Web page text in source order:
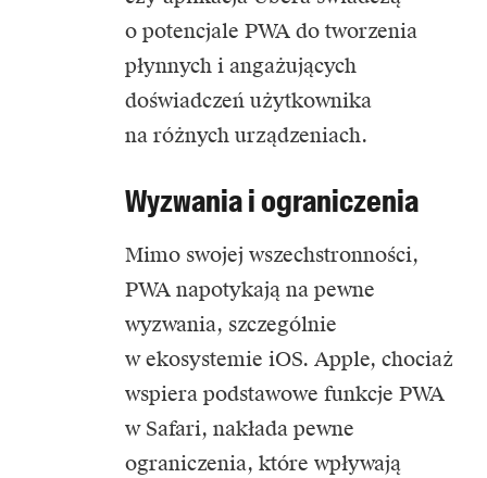
o potencjale PWA do tworzenia
płynnych i angażujących
doświadczeń użytkownika
na różnych urządzeniach.
Wyzwania i ograniczenia
Mimo swojej wszechstronności,
PWA napotykają na pewne
wyzwania, szczególnie
w ekosystemie iOS. Apple, chociaż
wspiera podstawowe funkcje PWA
w Safari, nakłada pewne
ograniczenia, które wpływają